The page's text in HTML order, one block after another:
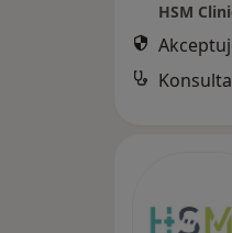
HSM